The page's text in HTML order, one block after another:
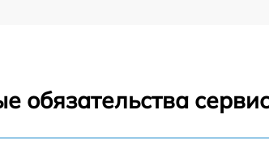
обязательства